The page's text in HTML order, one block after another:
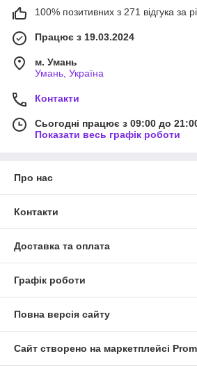
100% позитивних з 271 відгука за
Працює з 19.03.2024
м. Умань
Умань, Україна
Контакти
Сьогодні працює з 09:00 до
Показати весь графік роботи
Про нас
Контакти
Доставка та оплата
Графік роботи
Повна версія сайту
Сайт створено на маркетплейсі